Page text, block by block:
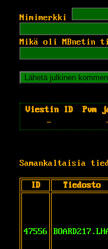
Nimimerkki
Mikä oli MBnetin
Viestin ID Pvm
-
Samankaltaisia
ID Tiedosto
47556